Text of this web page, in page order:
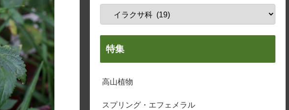
特集
高山植物
スプリング・エフェメラル